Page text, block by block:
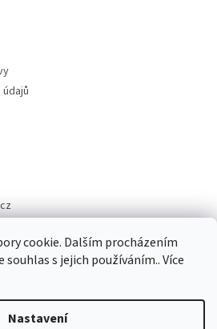
cookie. Dalším procházením
s jejich používáním.. Více
Nastavení
Vytvořil Shoptet